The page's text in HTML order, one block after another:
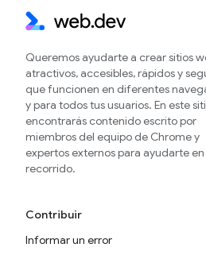
Queremos ayudarte a crear sitios
atractivos, accesibles, rápidos y
que funcionen en diferentes
y para todos tus usuarios. En este
encontrarás contenido escrito por
miembros del equipo de Chrome y
expertos externos para ayudarte en
recorrido.
Contribuir
Informar un error